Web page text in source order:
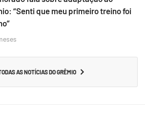
“Senti que meu primeiro treino foi
AS NOTÍCIAS DO GRÊMIO